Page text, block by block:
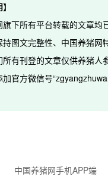
旗下所有平台转载的文章
持图文完整性、中国养猪
所有刊登的文章仅供养猪人
官方微信号
中国养猪网手机APP端